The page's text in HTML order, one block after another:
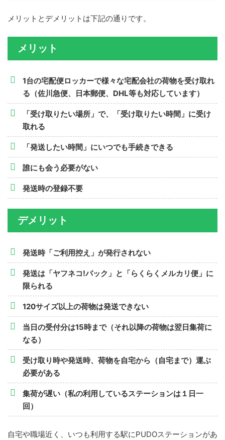
メリットとデメリットは下記の通りです。
メリット
1台の宅配便ロッカーで様々な宅配会社の荷物を受け取れ
る（佐川急便、日本郵便、DHL等も対応しています）
「受け取りたい場所」で、「受け取りたい時間」に受け
取れる
「発送したい時間」にいつでも手続きできる
誰にも会う必要がない
発送時の登録不要
デメリット
発送時「ご利用控え」が発行されない
発送は「ヤフネコ!パック」と「らくらくメルカリ便」に
限られる
120サイズ以上の荷物は発送できない
当日の受付分は15時まで（それ以降の荷物は翌日集荷に
なる）
受け取り時や発送時、荷物を自宅から（自宅まで）運ぶ
必要がある
集荷が遅い（私の利用しているステーションは１日一
回）
自宅や職場近く、いつも利用する駅にPUDOステーションがあ